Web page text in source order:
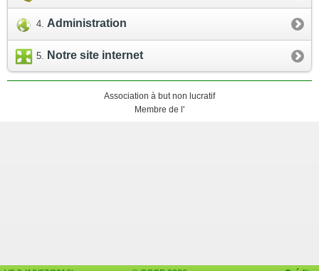
Administration
Notre site internet
Association à but non lucratif
Membre de l'